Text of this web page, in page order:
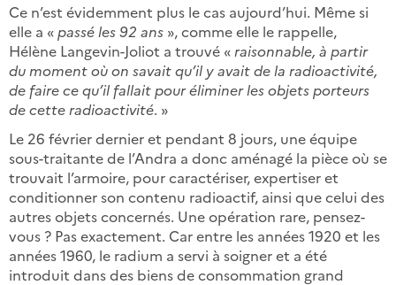
Ce n’est évidemment plus le cas aujourd’hui. Même si
elle a « passé les 92 ans », comme elle le rappelle,
Hélène Langevin-Joliot a trouvé « raisonnable, à partir
du moment où on savait qu’il y avait de la radioactivité,
de faire ce qu’il fallait pour éliminer les objets porteurs
de cette radioactivité. »
Le 26 février dernier et pendant 8 jours, une équipe
sous-traitante de l’Andra a donc aménagé la pièce où se
trouvait l’armoire, pour caractériser, expertiser et
conditionner son contenu radioactif, ainsi que celui des
autres objets concernés. Une opération rare, pensez-
vous ? Pas exactement. Car entre les années 1920 et les
années 1960, le radium a servi à soigner et a été
introduit dans des biens de consommation grand